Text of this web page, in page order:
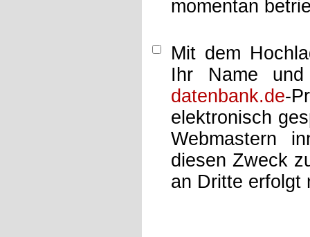
momentan
Mit dem
Ihr Name
datenbank.de-
elektronisch
Webmastern
diesen Zweck
an Dritte erfolgt